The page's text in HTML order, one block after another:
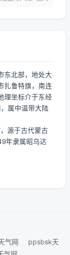
东北部，地处大
扎鲁特旗，南连
理坐标介于东经
，属中温带大陆
源于古代蒙古
年隶属昭乌达
气网
ppsbsk天